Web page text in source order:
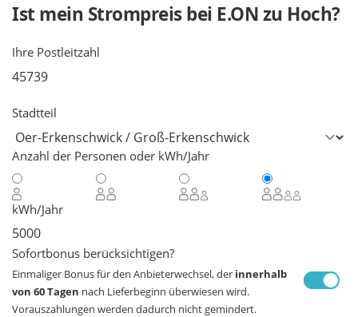
Ist mein Strompreis bei E.ONzu Hoch?
Ihre Postleitzahl
Stadtteil
Anzahl der Personen oder kWh/Jahr
kWh/Jahr
Sofortbonus berücksichtigen?
Einmaliger Bonus für den Anbieterwechsel, der innerhalb
von 60 Tagen nach Lieferbeginn überwiesen wird.
Vorauszahlungen werden dadurch nicht gemindert.